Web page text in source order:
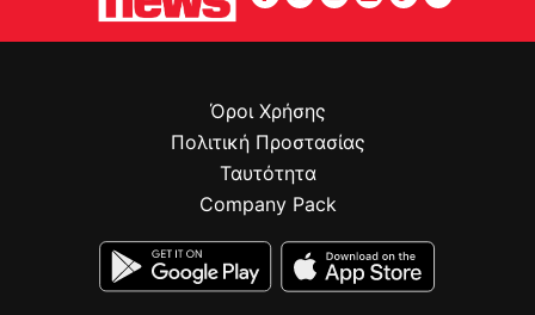
Όροι Χρήσης
Πολιτική Προστασίας
Ταυτότητα
Company Pack